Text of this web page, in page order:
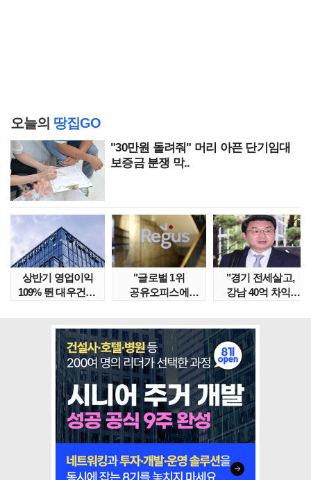
오늘의 땅집GO
"30만원 돌려줘" 머리 아픈 단기임대
보증금 분쟁 막..
상반기 영업이익
109% 뛴 대우건설,
"글로벌 1위
공유오피스에
"경기 전세살고,
강남 40억 차익"